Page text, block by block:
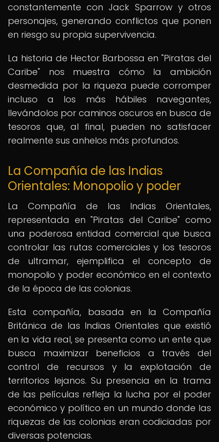
constantemente con Jack Sparrow y otros
personajes, generando conflictos que ponen
en riesgo su propia supervivencia.
La historia de Hector Barbossa en "Piratas del
Caribe" nos muestra cómo la ambición
desmedida por la riqueza puede corromper
incluso a los más hábiles navegantes,
llevándolos por caminos oscuros en busca de
tesoros que, al final, pueden no satisfacer
realmente sus anhelos más profundos.
La Compañía de las Indias
Orientales: Monopolio y poder
La Compañía de las Indias Orientales,
representada en "Piratas del Caribe" como
una poderosa entidad comercial que busca
controlar las rutas comerciales y los tesoros
de ultramar, ejemplifica el concepto de
monopolio y poder económico en el contexto
de la época de las colonias.
Esta compañía, basada en la Compañía
Británica de las Indias Orientales que existió
en la vida real, se presenta como un ente que
busca maximizar beneficios a través del
control de recursos y la explotación de
territorios lejanos. Su presencia en la trama
de las películas refleja la lucha por el poder
económico y político en un mundo donde las
riquezas de las colonias eran codiciadas por
diversas potencias.